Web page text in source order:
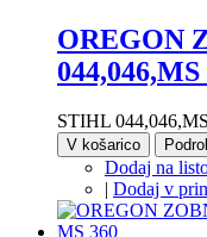
OREGON
044,046,MS
STIHL
V košarico
Dodaj na
| Dodaj v